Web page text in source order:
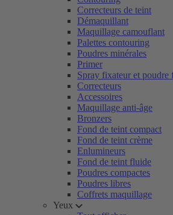
Correcteurs de teint
Démaquillant
Maquillage camouflant
Palettes contouring
Poudres minérales
Primer
Spray fixateur et poudre
Correcteurs
Accessoires
Maquillage anti-âge
Bronzers
Fond de teint compact
Fond de teint crème
Enlumineurs
Fond de teint fluide
Poudres compactes
Poudres libres
Coffrets maquillage
Yeux